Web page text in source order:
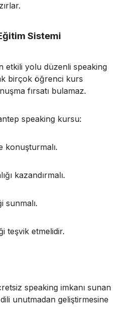
Sistemi
etkili yolu düzenli speaking
birçok öğrenci kurs
fırsatı bulamaz.
speaking kursu:
konuşturmalı.
kazandırmalı.
sunmalı.
teşvik etmelidir.
speaking imkanı sunan
unutmadan geliştirmesine